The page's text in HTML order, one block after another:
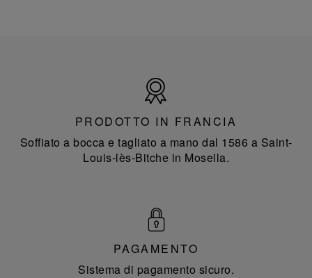
Francia
PRODOTTO IN FRANCIA
Soffiato a bocca e tagliato a mano dal 1586 a Saint-
Louis-lès-Bitche in Mosella.
PAGAMENTO
Sistema di pagamento sicuro.